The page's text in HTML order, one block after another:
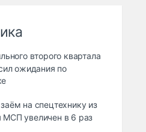
второго квартала
ожидания по
на спецтехнику из
МСП увеличен в 6 раз